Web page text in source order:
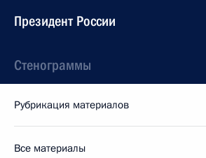
Президент России
Стенограммы
Рубрикация материалов
Все материалы